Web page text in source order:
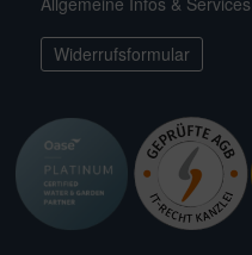
Widerrufsformular
für Teichfilter
& Wasserspiele